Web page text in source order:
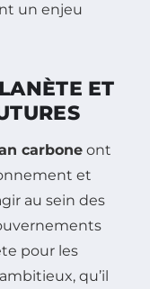
un enjeu
ET
carbone ont
et
au sein des
pour les
qu’il